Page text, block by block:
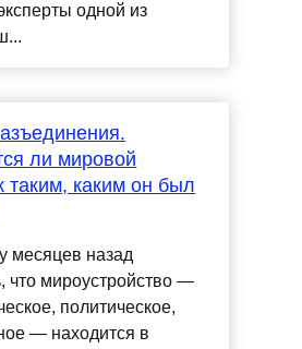
одной из
ли мировой
таким, каким он был
месяцев назад
что мироустройство —
политическое,
— находится в